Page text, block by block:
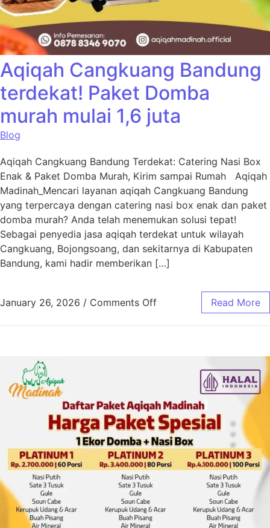
Aqiqah Cangkuang Bandung
terdekat! Paket Domba
murah mulai 1,6 juta
Blog
Aqiqah Cangkuang Bandung Terdekat: Catering Nasi Box
Enak & Paket Domba Murah, Kirim sampai Rumah Aqiqah
Madinah_Mencari layanan aqiqah Cangkuang Bandung
yang terpercaya dengan catering nasi box enak dan paket
domba murah? Anda telah menemukan solusi tepat!
Sebagai penyedia jasa aqiqah terdekat untuk wilayah
Cangkuang, Bojongsoang, dan sekitarnya di Kabupaten
Bandung, kami hadir memberikan […]
January 26, 2026 / Comments Off Read More